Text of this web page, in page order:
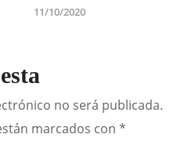
11/10/2020
no será publicada.
marcados con*